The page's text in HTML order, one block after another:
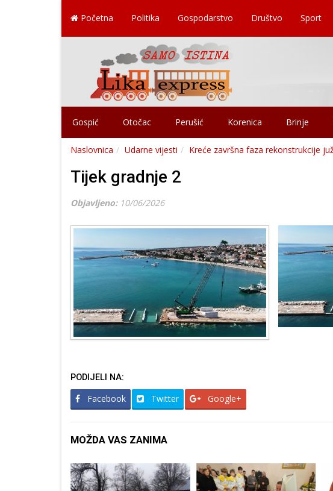
Početna Politika Gospodarstvo Društvo Sport
Gospić Otočac Perušić Korenica Brinje
Naslovnica Udarne vijesti Kreće završna faza rekonstrukcije
Tijek gradnje 2
Objavljeno: 10/06/2026
PODIJELI NA:
Facebook Twitter Google+
MOŽDA VAS ZANIMA